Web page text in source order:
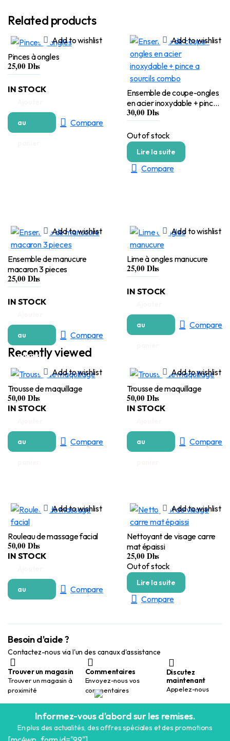
Related products
Add to wishlist
Pinces à ongles
25,00Dhs
IN STOCK
au Compare
Add to wishlist
Ensemble de coupe-ongles
en acier inoxydable + pince
a sourcils combo
30,00Dhs
Out of stock
Lire la suite
Compare
Add to wishlist
Ensemble de manucure
macaron 3 pieces
25,00Dhs
IN STOCK
au
panier
Compare
Add to wishlist
Lime à ongles manucure
25,00Dhs
IN STOCK
au Compare
Recently viewed
Add to wishlist
Trousse de maquillage
50,00Dhs
IN STOCK
au Compare
Add to wishlist
Trousse de maquillage
50,00Dhs
IN STOCK
au Compare
Add to wishlist
Rouleau de massage facial
50,00Dhs
IN STOCK
au Compare
Add to wishlist
Nettoyant de visage carre
mat épaissi
25,00Dhs
Out of stock
Lire la suite
Compare
Besoin d'aide ?
Contactez-nous via l'un des canaux d'assistance
Trouver un magasin
Trouver un magasin à
proximité
Commentaires
Envoyez-nous vos
commentaires
Discutez
maintenant
Appelez-nous
Informez-vous d'abord sur les remises.
En plus des actualités, des offres spéciales et des promotions